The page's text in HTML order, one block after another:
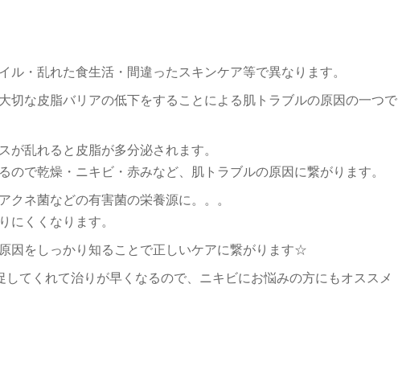
・乱れた食生活・間違ったスキンケア等で異なります。
切な皮脂バリアの低下をすることによる肌トラブルの原因の一つで
乱れると皮脂が多分泌されます。
で乾燥・ニキビ・赤みなど、肌トラブルの原因に繋がります。
ネ菌などの有害菌の栄養源に。。。
にくくなります。
因をしっかり知ることで正しいケアに繋がります☆
してくれて治りが早くなるので、ニキビにお悩みの方にもオススメ